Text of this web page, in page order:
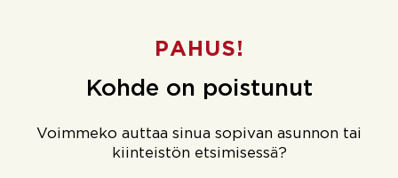
PAHUS!
Kohde on poistunut
Voimmeko auttaa sinua sopivan asunnon tai
kiinteistön etsimisessä?